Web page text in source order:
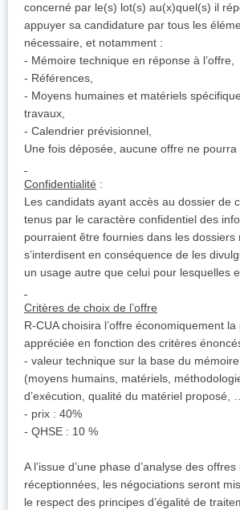
concerné par le(s) lot(s) au(x)quel(s) il
appuyer sa candidature par tous les
nécessaire, et notamment :
- Mémoire technique en réponse à l’offre,
- Références,
- Moyens humaines et matériels
travaux,
- Calendrier prévisionnel,
Une fois déposée, aucune offre ne
Confidentialité :
Les candidats ayant accès au dossier de
tenus par le caractère confidentiel des
pourraient être fournies dans les dossiers
s’interdisent en conséquence de les
un usage autre que celui pour lesquelles
Critères de choix de l’offre
R-CUA choisira l’offre économiquement
appréciée en fonction des critères
- valeur technique sur la base du
(moyens humains, matériels,
d’exécution, qualité du matériel proposé,
- prix : 40%
- QHSE : 10 %
A l’issue d’une phase d’analyse des
réceptionnées, les négociations seront
le respect des principes d’égalité de